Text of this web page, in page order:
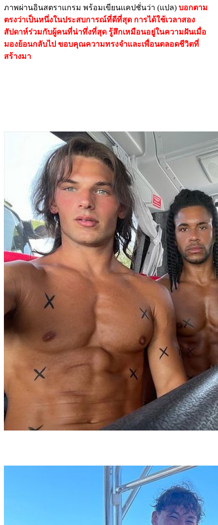
ภาพผ่านอินสตราแกรม พร้อมเขียนเเคปชั่นว่า (แปล) บอกตาม
ตรงว่าเป็นหนึ่งในประสบการณ์ที่ดีที่สุด การได้ใช้เวลาสอง
สัปดาห์ร่วมกับผู้คนที่น่าทึ่งที่สุด รู้สึกเหมือนอยู่ในความฝันเมื่อ
มองย้อนกลับไป ขอบคุณความทรงจำและเพื่อนตลอดชีวิตที่
สร้างมา